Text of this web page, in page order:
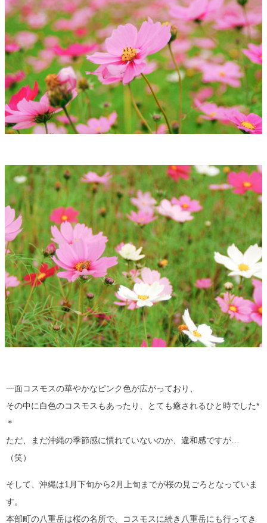
一面コスモスの華やかなピンク色が広がっており、
その中に白色のコスモスもあったり、とても癒されるひと時でした*
＊
ただ、まだ沖縄の季節感に慣れていないのか、違和感ですが…
（笑）
そして、沖縄は1月下旬から2月上旬までが桜の見ごろとなっていま
す。
本部町の八重岳は桜の名所で、コスモスに続き八重岳にも行ってき